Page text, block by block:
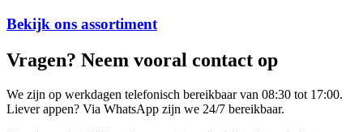
Bekijk ons assortiment
Vragen? Neem vooral contact op
We zijn op werkdagen telefonisch bereikbaar van 08:30 tot 17:00.
Liever appen? Via WhatsApp zijn we 24/7 bereikbaar.